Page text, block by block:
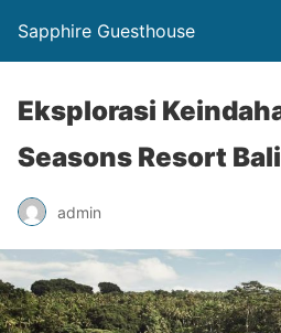
Sapphire Guesthouse
Eksplorasi
Seasons Resort
admin